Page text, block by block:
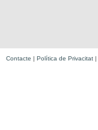
Contacte | Política de Privacitat |